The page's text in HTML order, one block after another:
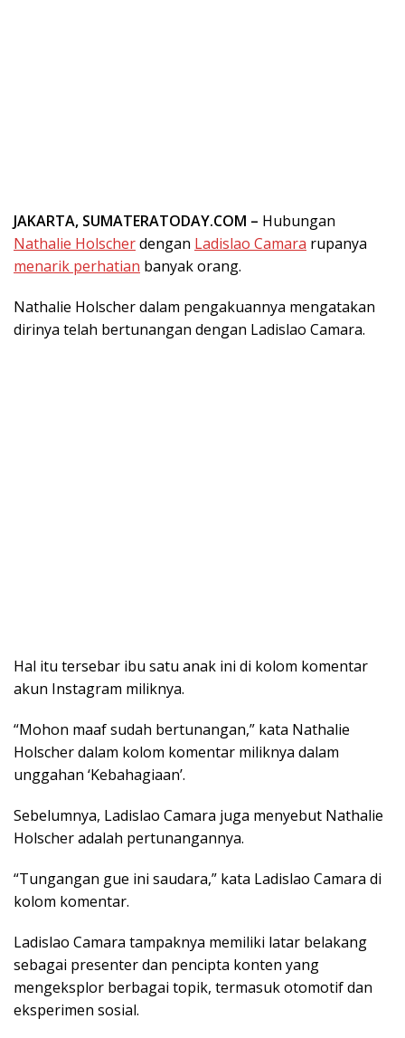
JAKARTA, SUMATERATODAY.COM – Hubungan
Nathalie Holscherdengan Ladislao Camara rupanya
menarik perhatian banyak orang.
Nathalie Holscherdalam pengakuannya mengatakan
dirinya telah bertunangan dengan Ladislao Camara.
Hal itu tersebar ibu satu anak ini di kolom komentar
akun Instagram miliknya.
“Mohon maaf sudah bertunangan,” kata Nathalie
Holscher dalam kolom komentar miliknya dalam
unggahan ‘Kebahagiaan’.
Sebelumnya, Ladislao Camara juga menyebut Nathalie
Holscher adalah pertunangannya.
“Tungangan gue ini saudara,” kata Ladislao Camara di
kolom komentar.
Ladislao Camara tampaknya memiliki latar belakang
sebagai presenter dan pencipta konten yang
mengeksplor berbagai topik, termasuk otomotif dan
eksperimen sosial.